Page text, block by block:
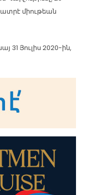
միութեան
Յուլիս 2020-ին,